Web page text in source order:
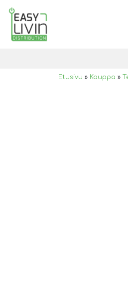
Etusivu » Kauppa »